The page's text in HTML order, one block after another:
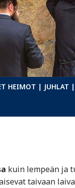
HEIMOT | JUHLAT
kuin lempeän ja
taivaan